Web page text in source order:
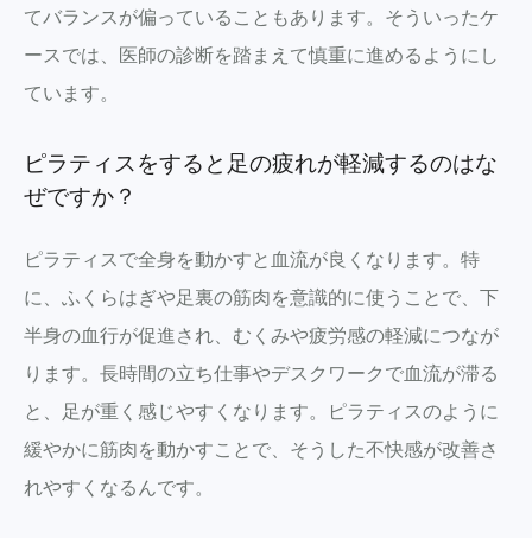
てバランスが偏っていることもあります。そういったケ
ースでは、医師の診断を踏まえて慎重に進めるようにし
ています。
ピラティスをすると足の疲れが軽減するのはな
ぜですか？
ピラティスで全身を動かすと血流が良くなります。特
に、ふくらはぎや足裏の筋肉を意識的に使うことで、下
半身の血行が促進され、むくみや疲労感の軽減につなが
ります。長時間の立ち仕事やデスクワークで血流が滞る
と、足が重く感じやすくなります。ピラティスのように
緩やかに筋肉を動かすことで、そうした不快感が改善さ
れやすくなるんです。